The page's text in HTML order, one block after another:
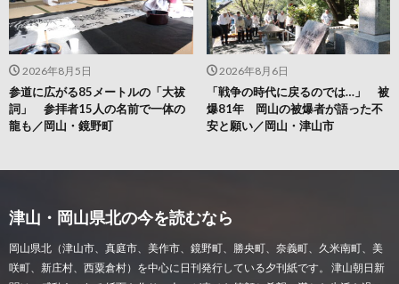
2026年8月6日
「戦争の時代に戻るのでは…」 被
爆81年 岡山の被爆者が語った不
安と願い／岡山・津山市
2026年8月5日
参道に広がる85メートルの「大祓
詞」 参拝者15人の名前で一体の
龍も／岡山・鏡野町
津山・岡山県北の今を読むなら
岡山県北（津山市、真庭市、美作市、鏡野町、勝央町、奈義町、久米南町、美
咲町、新庄村、西粟倉村）を中心に日刊発行している夕刊紙です。 津山朝日新